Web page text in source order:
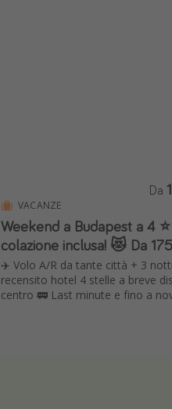
VACANZE
Weekend a Budapest a 4
colazione inclusa! 😻 Da
✈️ Volo A/R da tante città + 3
recensito hotel 4 stelle a breve
centro 🚃 Last minute e fino a
Da